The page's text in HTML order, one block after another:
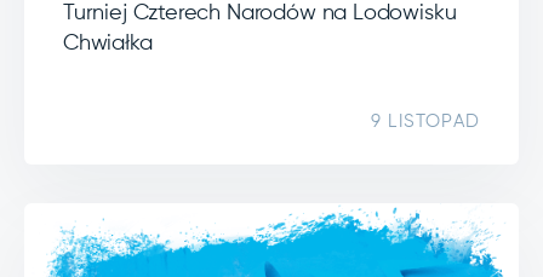
Turniej Czterech Narodów na Lodowisku
Chwiałka
9 LISTOPAD